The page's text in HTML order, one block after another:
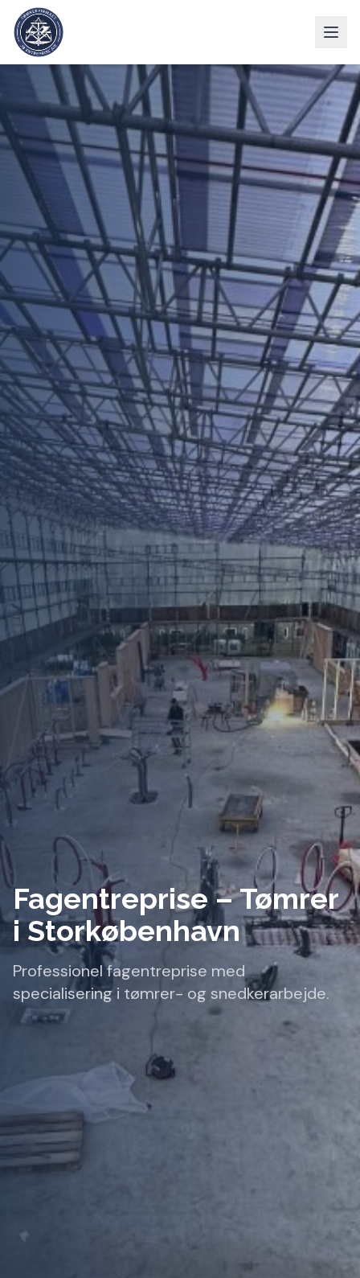
Fagentreprise – Tømrer
i Storkøbenhavn
Professionel fagentreprise med
specialisering i tømrer- og snedkerarbejde.